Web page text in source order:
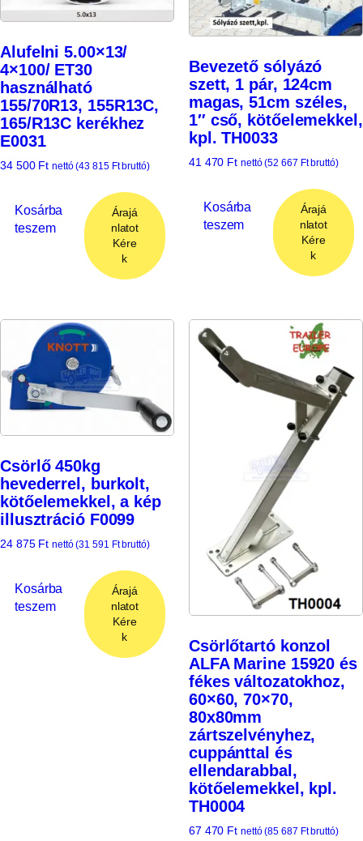
Alufelni 5.00×13/
4×100/ ET30
használható
155/70R13, 155R13C,
165/R13C kerékhez
E0031
34 500 Ft nettó (43 815 Ftbruttó)
Kosárba
teszem
Árajá
nlatot
Kére
k
Bevezető sólyázó
szett, 1 pár, 124cm
magas, 51cm széles,
1″ cső, kötőelemekkel,
kpl. TH0033
41 470 Ft nettó (52 667 Ftbruttó)
Kosárba
teszem
Árajá
nlatot
Kére
k
Csörlő 450kg
hevederrel, burkolt,
kötőelemekkel, a kép
illusztráció F0099
24 875 Ft nettó (31 591 Ftbruttó)
Kosárba
teszem
Árajá
nlatot
Kére
k
Csörlőtartó konzol
ALFA Marine 15920 és
fékes változatokhoz,
60×60, 70×70,
80x80mm
zártszelvényhez,
cuppánttal és
ellendarabbal,
kötőelemekkel, kpl.
TH0004
67 470 Ft nettó (85 687 Ftbruttó)